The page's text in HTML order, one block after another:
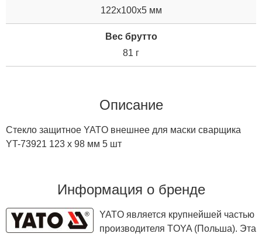
122x100x5 мм
Вес брутто
81 г
Описание
Стекло защитное YATO внешнее для маски сварщика
YT-73921 123 х 98 мм 5 шт
Информация о бренде
YATO является крупнейшей частью
производителя TOYA (Польша). Эта